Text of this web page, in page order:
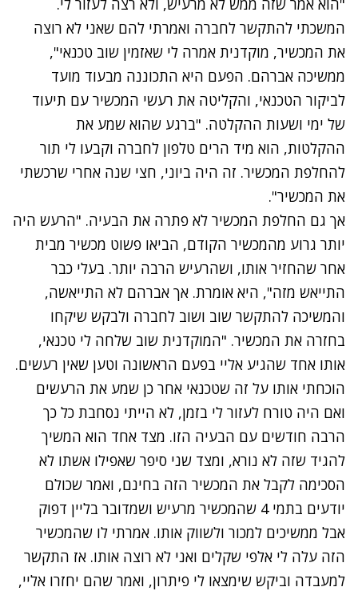
"הוא אמר שזה ממש לא מרעיש, ולא רצה לעזור לי.
המשכתי להתקשר לחברה ואמרתי להם שאני לא רוצה
את המכשיר, מוקדנית אמרה לי שאזמין שוב טכנאי",
ממשיכה אברהם. הפעם היא התכוננה מבעוד מועד
לביקור הטכנאי, והקליטה את רעשי המכשיר עם תיעוד
של ימי ושעות ההקלטה. "ברגע שהוא שמע את
ההקלטות, הוא מיד הרים טלפון לחברה וקבעו לי תור
להחלפת המכשיר. זה היה ביוני, חצי שנה אחרי שרכשתי
את המכשיר".
אך גם החלפת המכשיר לא פתרה את הבעיה. "הרעש היה
יותר גרוע מהמכשיר הקודם, הביאו פשוט מכשיר מבית
אחר שהחזיר אותו, ושהרעיש הרבה יותר. בעלי כבר
התייאש מזה", היא אומרת. אך אברהם לא התייאשה,
והמשיכה להתקשר שוב ושוב לחברה ולבקש שיקחו
בחזרה את המכשיר. "המוקדנית שוב שלחה לי טכנאי,
אותו אחד שהגיע אליי בפעם הראשונה וטען שאין רעשים.
הוכחתי אותו על זה שטכנאי אחר כן שמע את הרעשים
ואם היה טורח לעזור לי בזמן, לא הייתי נסחבת כל כך
הרבה חודשים עם הבעיה הזו. מצד אחד הוא המשיך
להגיד שזה לא נורא, ומצד שני סיפר שאפילו אשתו לא
הסכימה לקבל את המכשיר הזה בחינם, ואמר שכולם
יודעים בתמי 4 שהמכשיר מרעיש ושמדובר בליין דפוק
אבל ממשיכים למכור ולשווק אותו. אמרתי לו שהמכשיר
הזה עלה לי אלפי שקלים ואני לא רוצה אותו. אז התקשר
למעבדה וביקש שימצאו לי פיתרון, ואמר שהם יחזרו אליי,